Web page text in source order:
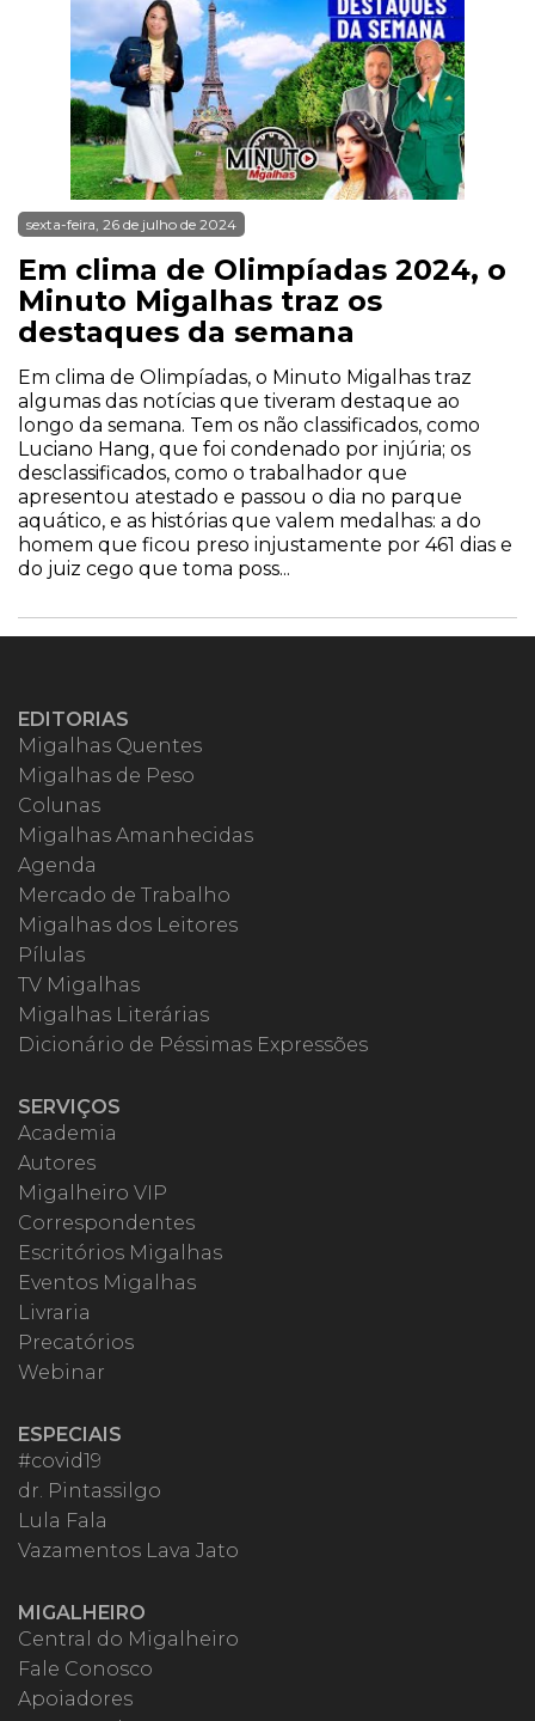
sexta-feira, 26 de julho de 2024
Em clima de Olimpíadas 2024, o
Minuto Migalhas traz os
destaques da semana
Em clima de Olimpíadas, o Minuto Migalhas traz
algumas das notícias que tiveram destaque ao
longo da semana. Tem os não classificados, como
Luciano Hang, que foi condenado por injúria; os
desclassificados, como o trabalhador que
apresentou atestado e passou o dia no parque
aquático, e as histórias que valem medalhas: a do
homem que ficou preso injustamente por 461 dias e
do juiz cego que toma poss...
EDITORIAS
Migalhas Quentes
Migalhas de Peso
Colunas
Migalhas Amanhecidas
Agenda
Mercado de Trabalho
Migalhas dos Leitores
Pílulas
TV Migalhas
Migalhas Literárias
Dicionário de Péssimas Expressões
SERVIÇOS
Academia
Autores
Migalheiro VIP
Correspondentes
Escritórios Migalhas
Eventos Migalhas
Livraria
Precatórios
Webinar
ESPECIAIS
#covid19
dr. Pintassilgo
Lula Fala
Vazamentos Lava Jato
MIGALHEIRO
Central do Migalheiro
Fale Conosco
Apoiadores